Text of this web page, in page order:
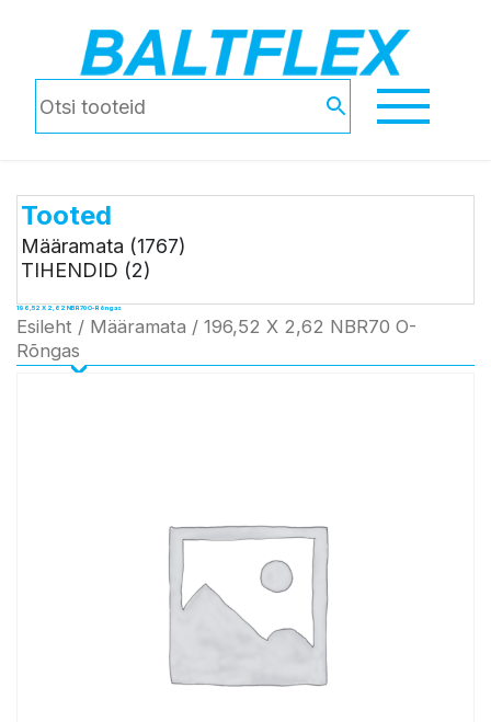
Tooted
Määramata (1767)
TIHENDID (2)
196,52 X 2,62 NBR70 O-Rõngas
Esileht / Määramata / 196,52 X 2,62 NBR70 O-
Rõngas